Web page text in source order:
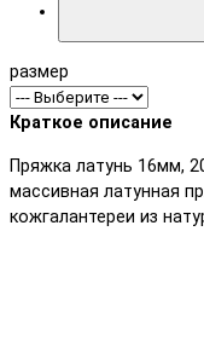
размер
Краткое описание
Пряжка латунь 16мм,
массивная латунная
кожгалантереи из